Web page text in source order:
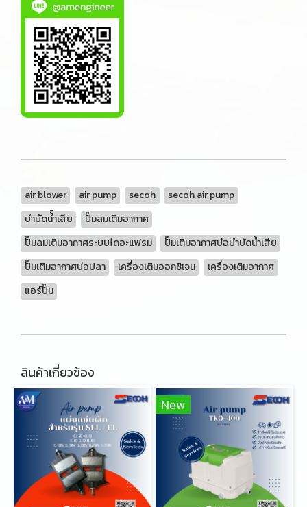
air blower air pump secoh
secoh air pump
บำบัดน้้ำเสีย
ปั๊มลมเติมอากาศ
ปั๊มลมเติมอากาศระบบไดอะแฟรม
ปั๊มเติมอากาศบ่อบำบัดน้ำเสีย
ปั๊มเติมอากาศบ่อปลา
เครื่องเติมออกซิเจน
เครื่องเติมอากาศ
แอร์ปั๊ม
สินค้าเกี่ยวข้อง
New